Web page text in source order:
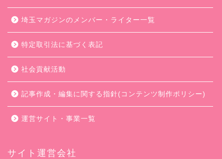
埼玉マガジンのメンバー・ライター一覧
特定取引法に基づく表記
社会貢献活動
記事作成・編集に関する指針(コンテンツ制作ポリシー)
運営サイト・事業一覧
サイト運営会社